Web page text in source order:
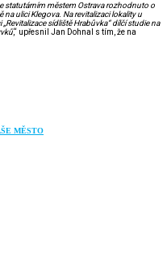
statutárním městem Ostrava rozhodnuto o
na ulici Klegova. Na revitalizaci lokality u
sídliště Hrabůvka“ dílčí studie na
,“ upřesnil Jan Dohnal s tím, že na
MĚSTO